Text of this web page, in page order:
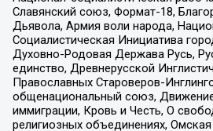
Славянский союз, Формат-18,
Дьявола, Армия воли народа,
Социалистическая Инициатива
Духовно-Родовая Держава Русь,
единство, Древнерусской
Православных Староверов-
общенациональный союз, Движение
иммиграции, Кровь и Честь, О
религиозных объединениях, Омская